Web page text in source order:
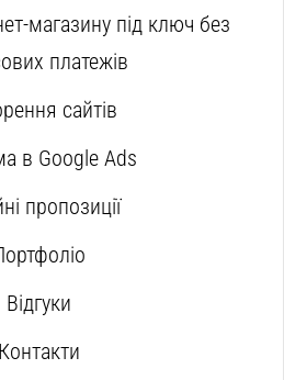
магазину під ключ без
платежів
сайтів
в Google Ads
пропозиції
Відгуки
Контакти